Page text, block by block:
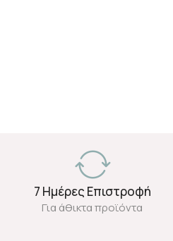
7 Ημέρες Επιστροφή
Για άθικτα προϊόντα